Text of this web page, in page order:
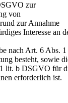
zur
von
zur Annahme
Interesse an
nach Art. 6 Abs. 1
besteht, sowie
lit. b DSGVO für
erforderlich ist.